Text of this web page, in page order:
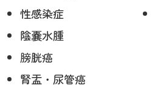
性感染症
陰嚢水腫
膀胱癌
腎盂・尿管癌